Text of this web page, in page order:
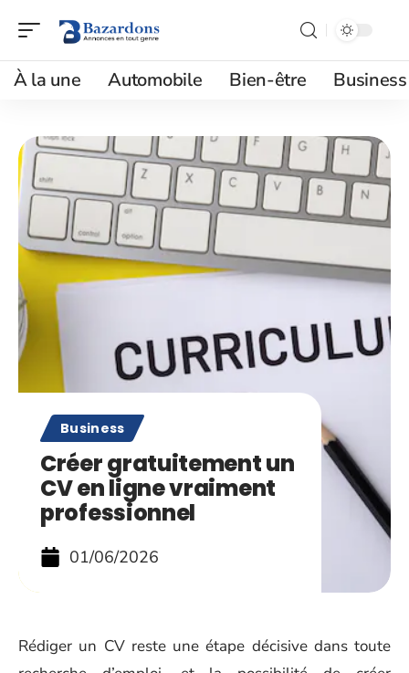
À la une Automobile Bien-être Business
Business
Créer gratuitement un
CV en ligne vraiment
professionnel
01/06/2026
Rédiger un CV reste une étape décisive dans toute